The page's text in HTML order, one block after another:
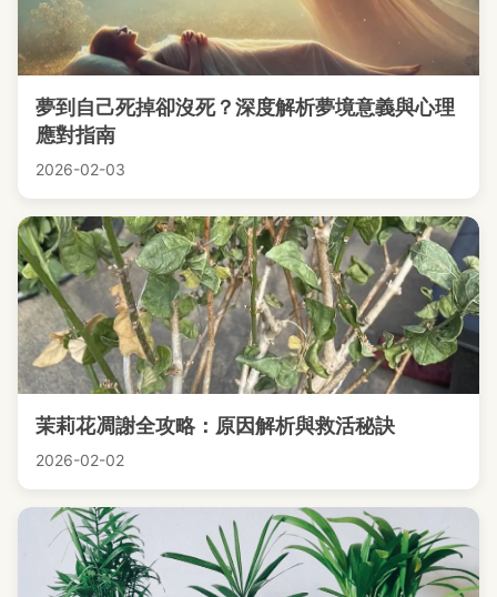
夢到自己死掉卻沒死？深度解析夢境意義與心理
應對指南
2026-02-03
茉莉花凋謝全攻略：原因解析與救活秘訣
2026-02-02